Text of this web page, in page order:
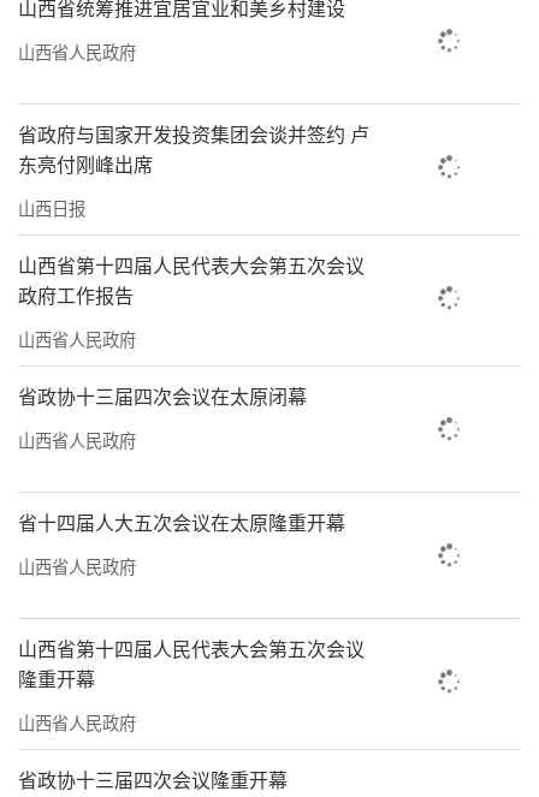
越变越美，老百姓的日子也越过越舒心。”
传人的史振宇即兴表演了一段：“打起这竹板
板来响连声，说一说咱美丽的太原城。东西两
山绿莹莹，汾河的美景爱煞人……”清脆的竹
板、地道的乡音，引得游人拍手叫好。在史振
宇的唱腔里，汾河的生态之美与人民的获得
感、幸福感、安全感交融共生。
这些年来，史振宇扎根汾河景区，观察生
态变化、走访市民游客，将汾河从“污水
河”到“生态河”、从“风沙岸”到“景观
带”的蜕变历程，凝练为朗朗上口的唱词；
把“水量丰起来、水质好起来、风光美起
来”的显著成效，转化为接地气、有温度的曲
史振宇坚持“非遗为民、非遗惠民”，常
态化开展公益展演，让八方游客感受太原本土
文化的独特魅力；与社区工作相结合，讲党
史、讲太原历史，开展社会主义核心价值观宣
山西省统筹推进宜居宜业和美乡村建设
山西省人民政府
省政府与国家开发投资集团会谈并签约 卢
东亮付刚峰出席
山西日报
山西省第十四届人民代表大会第五次会议
政府工作报告
山西省人民政府
省政协十三届四次会议在太原闭幕
山西省人民政府
省十四届人大五次会议在太原隆重开幕
山西省人民政府
山西省第十四届人民代表大会第五次会议
隆重开幕
山西省人民政府
省政协十三届四次会议隆重开幕